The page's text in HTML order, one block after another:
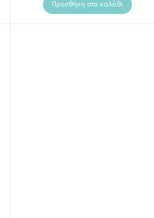
Προσθήκη στο καλάθι